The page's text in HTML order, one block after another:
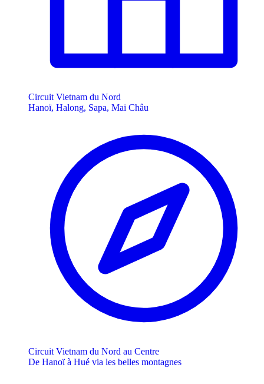
Circuit Vietnam du Nord
Hanoï, Halong, Sapa, Mai Châu
Circuit Vietnam du Nord au Centre
De Hanoï à Hué via les belles montagnes